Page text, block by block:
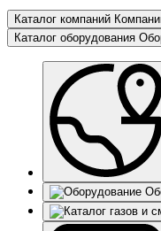
Каталог компаний
Каталог оборудования